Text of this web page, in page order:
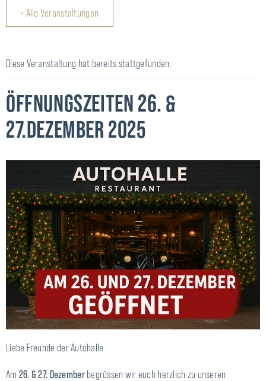
« Alle Veranstaltungen
Diese Veranstaltung hat bereits stattgefunden.
ÖFFNUNGSZEITEN 26. &
27.DEZEMBER 2025
Liebe Freunde der Autohalle
Am 26. & 27. Dezemberbegrüssen wir euch herzlich zu unseren